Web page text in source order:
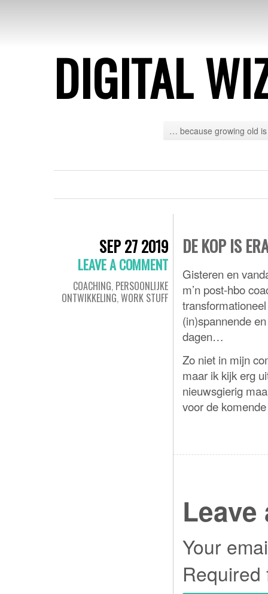
DIGITAL
… because growing old
SEP 27 2019
LEAVE A COMMENT
COACHING, PERSOONLIJKE
ONTWIKKELING,WORK STUFF
DE KOP IS
Gisteren en
m’n post-hbo
(in)spannende
dagen…
Zo niet in mijn
maar ik kijk erg
nieuwsgierig
voor de
Leave
Your